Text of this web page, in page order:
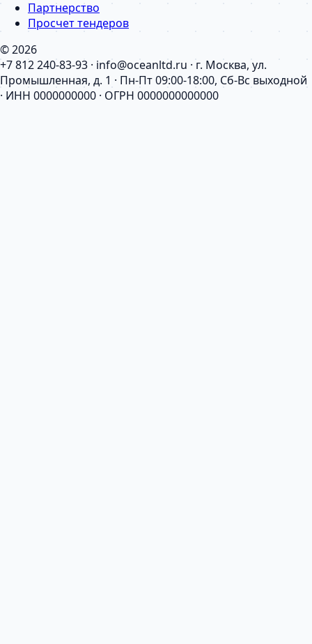
Партнерство
Просчет тендеров
© 2026
+7 812 240-83-93 · info@oceanltd.ru · г. Москва, ул.
Промышленная, д. 1 · Пн-Пт 09:00-18:00, Сб-Вс выходной
· ИНН 0000000000 · ОГРН 0000000000000